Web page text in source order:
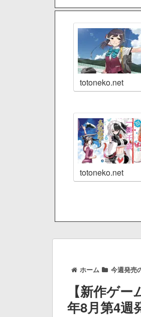
totoneko.net
totoneko.net
ホーム 今週発売
【新作ゲ
年8月第4週